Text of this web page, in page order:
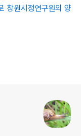
창원시정연구원의 양